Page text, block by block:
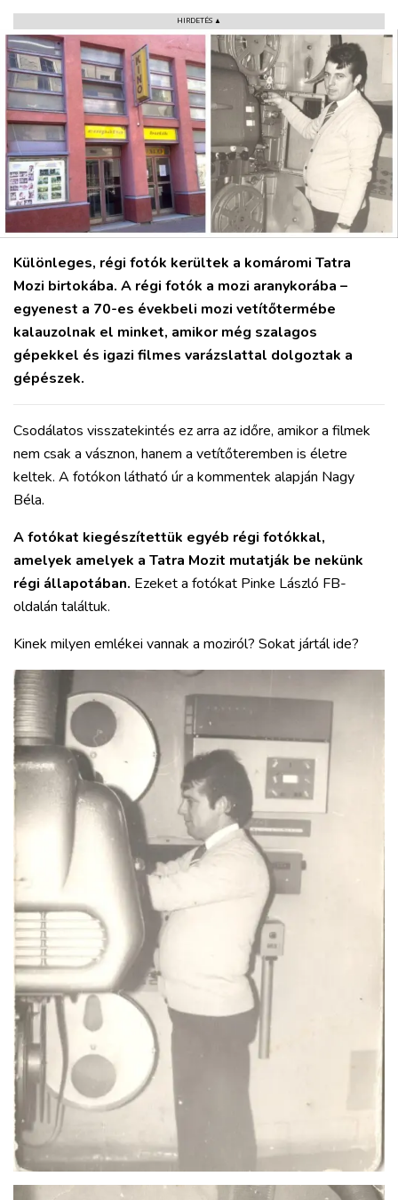
VÁROS
MIX
HIRDETÉS ▲
Különleges, régi fotók kerültek a komáromi Tatra
Mozi birtokába. A régi fotók a mozi aranykorába –
egyenest a 70-es évekbeli mozi vetítőtermébe
kalauzolnak el minket, amikor még szalagos
gépekkel és igazi filmes varázslattal dolgoztak a
gépészek.
Csodálatos visszatekintés ez arra az időre, amikor a filmek
nem csak a vásznon, hanem a vetítőteremben is életre
keltek. A fotókon látható úr a kommentek alapján Nagy
Béla.
A fotókat kiegészítettük egyéb régi fotókkal,
amelyek amelyek a Tatra Mozit mutatják be nekünk
régi állapotában. Ezeket a fotókat Pinke László FB-
oldalán találtuk.
Kinek milyen emlékei vannak a moziról? Sokat jártál ide?